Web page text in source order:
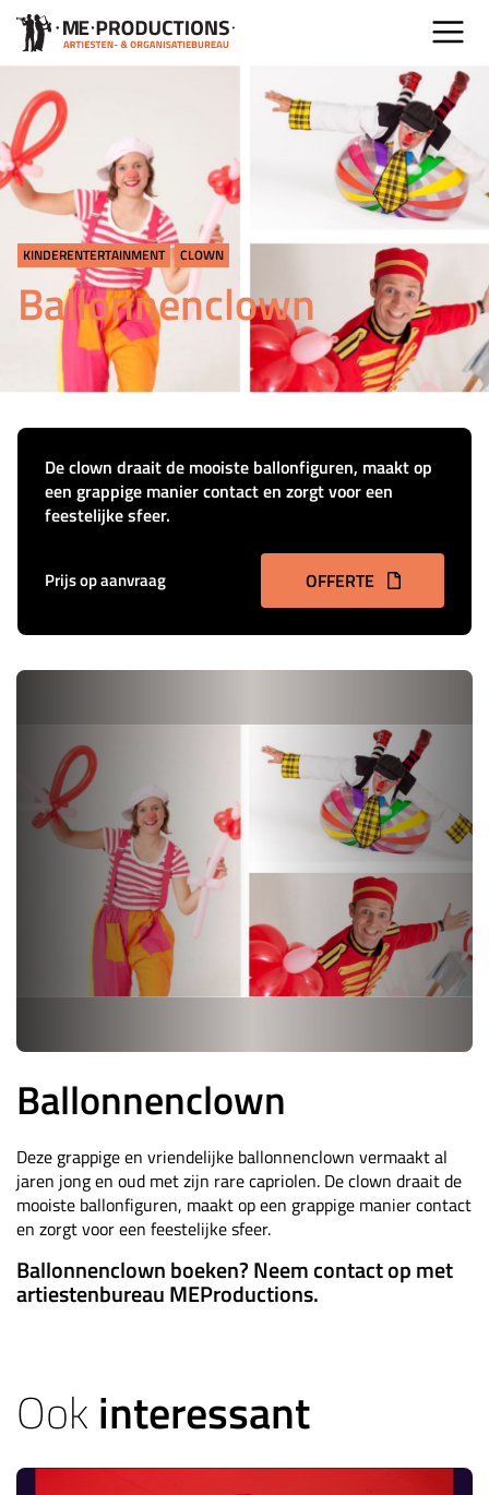
KINDERENTERTAINMENT CLOWN
Ballonnenclown
De clown draait de mooiste ballonfiguren, maakt op
een grappige manier contact en zorgt voor een
feestelijke sfeer.
Prijs op aanvraag OFFERTE
Ballonnenclown
Deze grappige en vriendelijke ballonnenclown vermaakt al
jaren jong en oud met zijn rare capriolen. De clown draait de
mooiste ballonfiguren, maakt op een grappige manier contact
en zorgt voor een feestelijke sfeer.
Ballonnenclown boeken? Neem contact op met
artiestenbureau MEProductions.
Ookinteressant